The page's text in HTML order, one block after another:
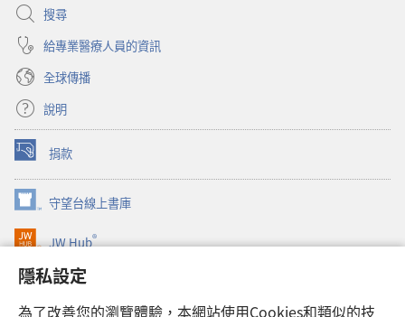
隱私設定
為了改善您的瀏覽體驗，本網站使用Cookies和類似的技
搜尋
給專業醫療人員的資訊
全球傳播
說明
捐款
（開
啟
新
視
窗）
守望台線上書庫
（開
啟
新
窗）
JW Hub®
（開
啟
新
視
JW Library®